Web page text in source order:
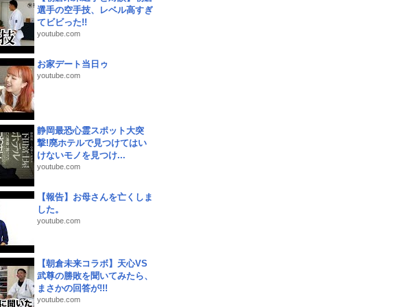
選手の空手技、レベル高すぎ
てビビった!!
youtube.com
お家デート当日ゥ
youtube.com
静岡最恐心霊スポット大突
撃!廃ホテルで見つけてはい
けないモノを見つけ...
youtube.com
【報告】お母さんを亡くしま
した。
youtube.com
【朝倉未来コラボ】天心VS
武尊の勝敗を聞いてみたら、
まさかの回答が!!!
youtube.com